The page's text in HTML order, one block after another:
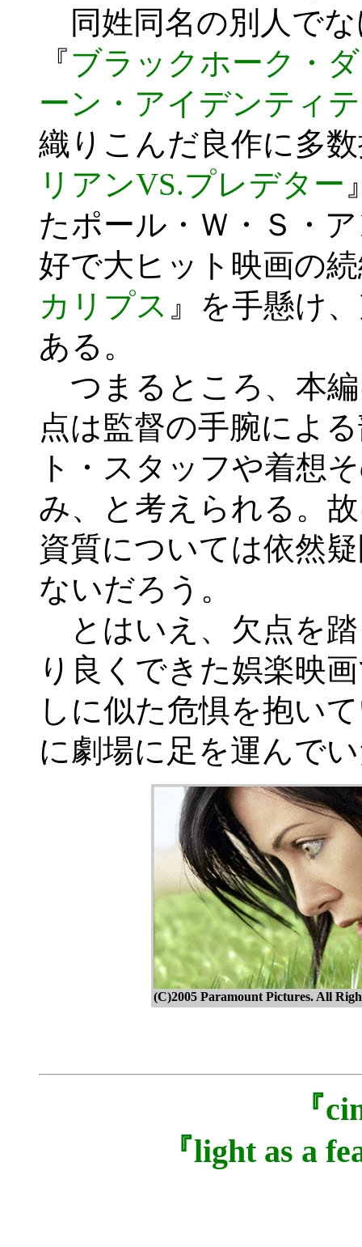
同姓同名の別人で
『ブラックホーク・
ーン・アイデンティ
織りこんだ良作に多
リアンVS.プレデター
たポール・Ｗ・Ｓ・
好で大ヒット映画の
カリプス 』を手懸け
ある。
つまるところ、本
点は監督の手腕によ
ト・スタッフや着想
み、と考えられる。
資質については依然
ないだろう。
とはいえ、欠点を
り良くできた娯楽映
しに似た危惧を抱い
に劇場に足を運んで
(C)2005 Paramount Pictures. All
『
『light as a